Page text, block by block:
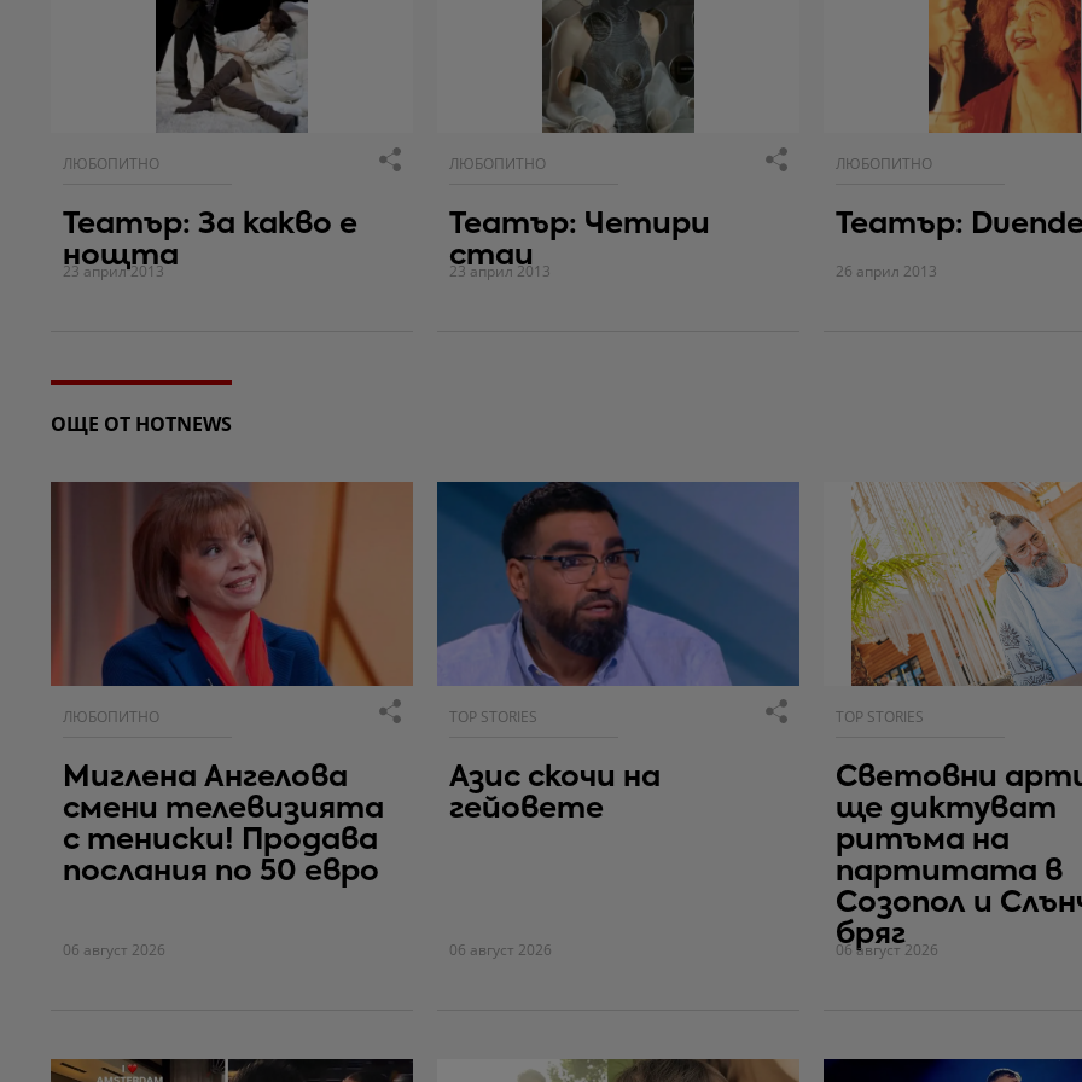
ЛЮБОПИТНО
Театър: За какво е
нощта
23 април 2013
ЛЮБОПИТНО
Театър: Четири
стаи
23 април 2013
ЛЮБОПИТНО
Театър:
26 април 2013
ОЩЕ ОТ HOTNEWS
ЛЮБОПИТНО
Миглена Ангелова
смени телевизията
с тениски! Продава
послания по 50 евро
06 август 2026
TOP STORIES
Азис скочи на
гейовете
06 август 2026
TOP STORIES
Световни
ще диктуват
ритъма на
партитата в
Созопол и
бряг
06 август 2026